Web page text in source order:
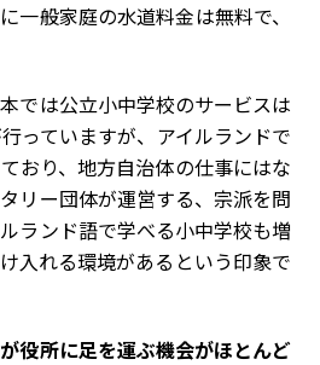
一般家庭の水道料金は無料で、
では公立小中学校のサービスは
っていますが、アイルランドで
おり、地方自治体の仕事にはな
リー団体が運営する、宗派を問
ランド語で学べる小中学校も増
入れる環境があるという印象で
が役所に足を運ぶ機会がほとんど